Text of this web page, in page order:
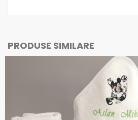
PRODUSE SIMILARE